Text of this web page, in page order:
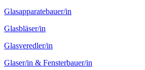
Glas­apparate­bauer/in
Glas­bläser/in
Glas­veredler/in
Glaser/in & Fensterbauer/in